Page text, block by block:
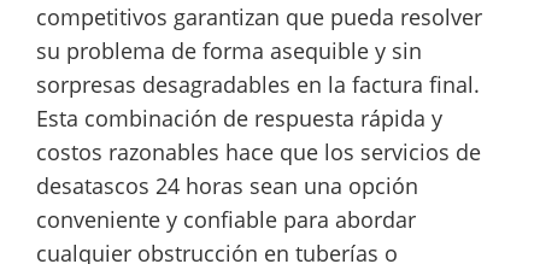
competitivos garantizan que pueda resolver
su problema de forma asequible y sin
sorpresas desagradables en la factura final.
Esta combinación de respuesta rápida y
costos razonables hace que los servicios de
desatascos 24 horas sean una opción
conveniente y confiable para abordar
cualquier obstrucción en tuberías o